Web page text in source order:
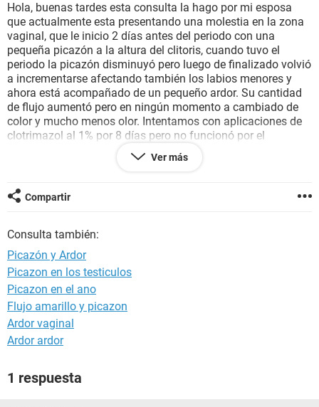
BIENESTAR
SEXUALIDAD
GLOSARIO
Hola, buenas tardes esta consulta la hago por mi esposa
que actualmente esta presentando una molestia en la zona
vaginal, que le inicio 2 días antes del periodo con una
pequeña picazón a la altura del clitoris, cuando tuvo el
periodo la picazón disminuyó pero luego de finalizado volvió
a incrementarse afectando también los labios menores y
ahora está acompañado de un pequeño ardor. Su cantidad
de flujo aumentó pero en ningún momento a cambiado de
color y mucho menos olor. Intentamos con aplicaciones de
clotrimazol al 1% por 8 días pero no funcionó por el
contrario aumentaba más la picazón. Agradeceríamos un
concejo mientras es posible consigue una cita con el
Ver más
Compartir
Consulta también:
Picazón y Ardor
Picazon en los testiculos
Picazon en el ano
Flujo amarillo y picazon
Ardor vaginal
Ardor ardor
1 respuesta